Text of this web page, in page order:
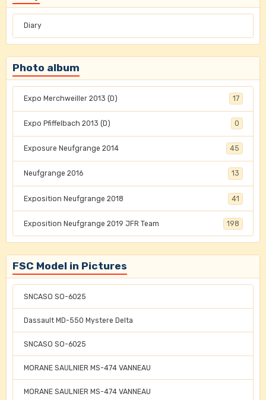
Diary
Photo album
Expo Merchweiller 2013 (D) 17
Expo Pfiffelbach 2013 (D) 0
Exposure Neufgrange 2014 45
Neufgrange 2016 13
Exposition Neufgrange 2018 41
Exposition Neufgrange 2019 JFR Team 198
FSC Model in Pictures
SNCASO SO-6025
Dassault MD-550 Mystere Delta
SNCASO SO-6025
MORANE SAULNIER MS-474 VANNEAU
MORANE SAULNIER MS-474 VANNEAU